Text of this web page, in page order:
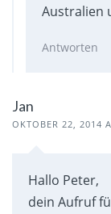
Australien
Antworten
Jan
OKTOBER 22, 2014
Hallo Peter,
dein Aufruf